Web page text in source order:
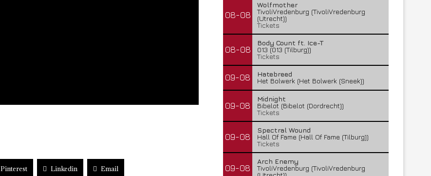
Pinterest Linkedin Email
08-08
Wolfmother
TivoliVredenburg (TivoliVredenburg
(Utrecht))
Tickets
08-08
Body Count ft. Ice-T
013 (013 (Tilburg))
Tickets
09-08
Hatebreed
Het Bolwerk (Het Bolwerk (Sneek))
09-08
Midnight
Bibelot (Bibelot (Dordrecht))
Tickets
09-08
Spectral Wound
Hall Of Fame (Hall Of Fame (Tilburg))
Tickets
09-08
Arch Enemy
TivoliVredenburg (TivoliVredenburg